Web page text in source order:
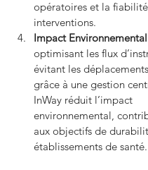
opératoires et la
interventions.
Impact Environnemental
optimisant les flux
évitant les
grâce à une gestion
InWay réduit l’impact
environnemental,
aux objectifs de
établissements de santé.